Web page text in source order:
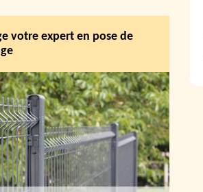
votre expert en pose de